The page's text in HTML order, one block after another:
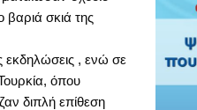
σκιά της
εκδηλώσεις , ενώ σε
όπου
διπλή επίθεση